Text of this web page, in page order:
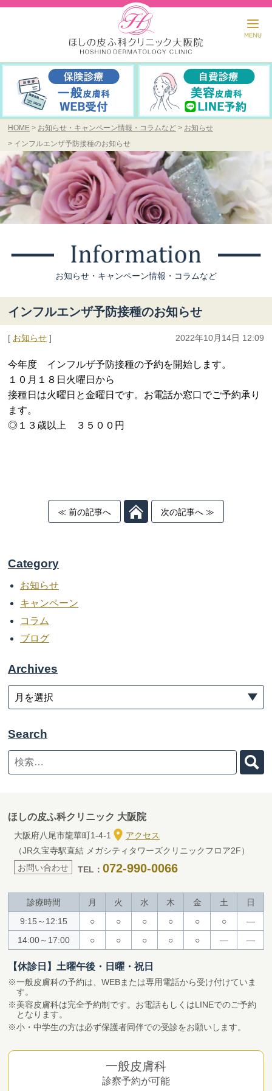
HOME お知らせ・キャンペーン情報・コラムなど
お知らせ
インフルエンザ予防接種のお知らせ
お知らせ・キャンペーン情報・コラムなど
インフルエンザ予防接種のお知らせ
[ お知らせ ] 2022年10月14日 12:09
今年度 インフルザ予防接種の予約を開始します。
１０月１８日火曜日から
接種日は火曜日と金曜日です。お電話か窓口でご予約承り
ます。
◎１３歳以上 ３５００円
≪ 前の記事へ 次の記事へ ≫
Category
お知らせ
キャンペーン
コラム
ブログ
Archives
Search
ほしの皮ふ科クリニック 大阪院
大阪府八尾市龍華町1-4-1
アクセス
（JR久宝寺駅直結 メガシティタワーズクリニックフロア2F）
お問い合わせ
TEL： 072-990-0066
診療時間 月 火 水 木 金 土
日
9:15～12:15
○ ○ ○ ○ ○ ○
―
14:00～17:00
○ ○ ○ ○ ○ ― ―
【休診日】土曜午後・日曜・祝日
一般皮膚科の予約は、WEBまたは専用電話から受け付けていま
す。
美容皮膚科は完全予約制です。お電話もしくはLINEでのご予約
となります。
小・中学生の方は必ず保護者同伴での受診をお願いします。
一般皮膚科
診察予約が可能